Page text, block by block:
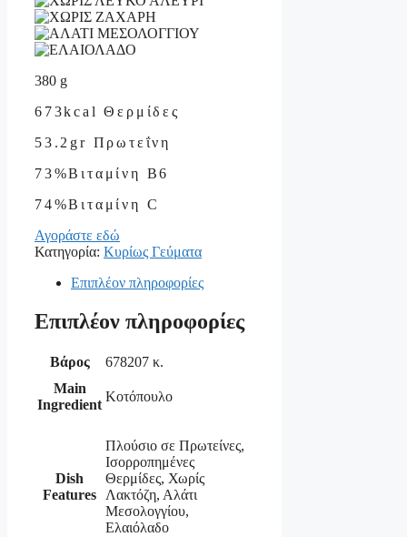
380 g
673kcal Θερμίδες
53.2gr Πρωτεΐνη
73%Βιταμίνη Β6
74%Βιταμίνη C
Αγοράστε εδώ
Κατηγορία: Κυρίως Γεύματα
Επιπλέον πληροφορίες
Επιπλέον πληροφορίες
Βάρος
678207 κ.
Main
Ingredient
Κοτόπουλο
Dish
Features
Πλούσιο σε Πρωτείνες,
Ισορροπημένες
Θερμίδες, Χωρίς
Λακτόζη, Αλάτι
Μεσολογγίου,
Ελαιόλαδο